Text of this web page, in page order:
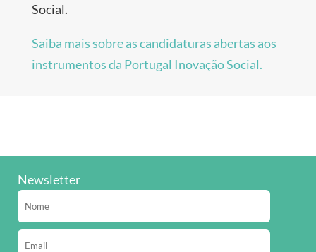
Social.
Saiba mais sobre as candidaturas abertas aos
instrumentos da Portugal Inovação Social.
Newsletter